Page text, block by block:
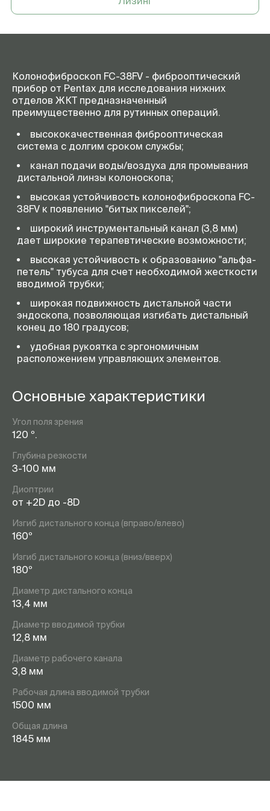
Колонофиброскоп FC-38FV - фиброоптический
прибор от Pentax для исследования нижних
отделов ЖКТ предназначенный
преимущественно для рутинных операций.
высококачественная фиброоптическая
система с долгим сроком службы;
канал подачи воды/воздуха для промывания
дистальной линзы колоноскопа;
высокая устойчивость колонофиброскопа FC-
38FV к появлению "битых пикселей";
широкий инструментальный канал (3,8 мм)
дает широкие терапевтические возможности;
высокая устойчивость к образованию "альфа-
петель" тубуса для счет необходимой жесткости
вводимой трубки;
широкая подвижность дистальной части
эндоскопа, позволяющая изгибать дистальный
конец до 180 градусов;
удобная рукоятка с эргономичным
расположением управляющих элементов.
Основные характеристики
Угол поля зрения
120 º.
Глубина резкости
3-100 мм
Диоптрии
от +2D до -8D
Изгиб дистального конца (вправо/влево)
160º
Изгиб дистального конца (вниз/вверх)
180º
Диаметр дистального конца
13,4 мм
Диаметр вводимой трубки
12,8 мм
Диаметр рабочего канала
3,8 мм
Рабочая длина вводимой трубки
1500 мм
Общая длина
1845 мм